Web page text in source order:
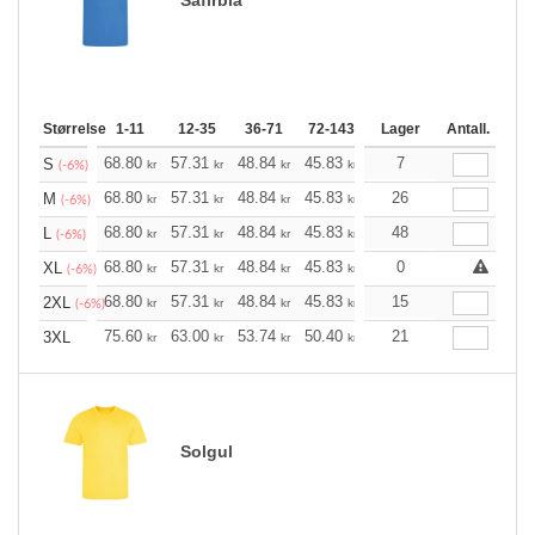
Størrelse 1-11 12-35 36-71 72-143 144-287 288 +
Lager Antall.
S (-6%) 68.80 kr 57.31 kr 48.84 kr 45.83 kr 43.60
7
M (-6%) 68.80 kr 57.31 kr 48.84 kr 45.83 kr 43.60
26
L (-6%) 68.80 kr 57.31 kr 48.84 kr 45.83 kr 43.60
48
XL (-6%) 68.80 kr 57.31 kr 48.84 kr 45.83 kr 43.60 43.15kr
0
2XL (-6%)68.80 kr 57.31 kr 48.84 kr 45.83 kr 43.60
15
3XL
75.60 kr 63.00 kr 53.74 kr 50.40 kr 47.83
21
Solgul